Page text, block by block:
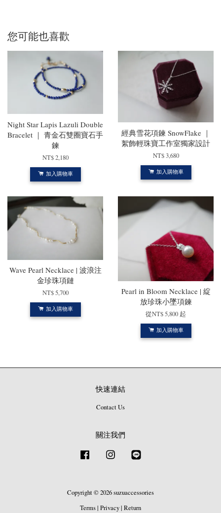
您可能也喜歡
Night Star Lapis Lazuli Double
Bracelet ｜ 青金石雙圈寶石手
鍊
NT$ 2,180
加入購物車
經典雪花項鍊 SnowFlake ｜
絮飾輕珠寶工作室獨家設計
NT$ 3,680
加入購物車
Wave Pearl Necklace | 波浪注
金珍珠項鏈
NT$ 5,700
加入購物車
Pearl in Bloom Necklace | 綻
放珍珠小墜項鍊
從NT$ 5,800 起
加入購物車
快速連結
Contact Us
關注我們
Facebook Instagram
Copyright © 2026 suzuaccessories
Terms| Privacy| Return